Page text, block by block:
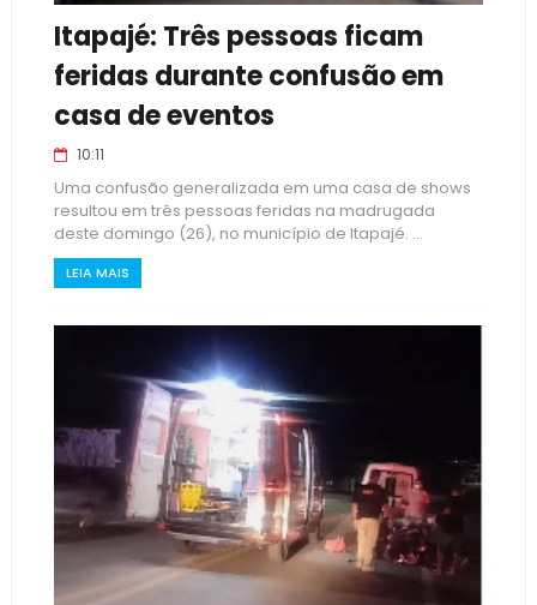
Itapajé: Três pessoas ficam
feridas durante confusão em
casa de eventos
10:11
Uma confusão generalizada em uma casa de shows
resultou em três pessoas feridas na madrugada
deste domingo (26), no município de Itapajé. ...
LEIA MAIS